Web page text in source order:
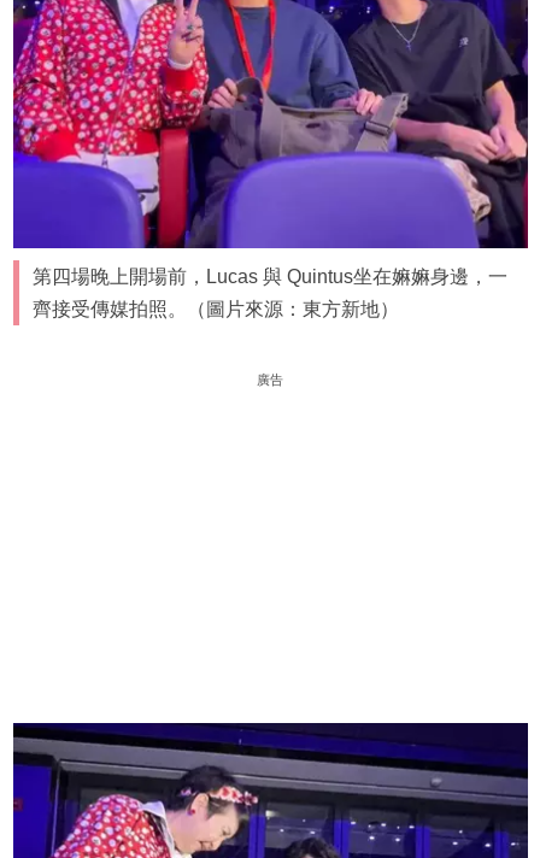
第四場晚上開場前，Lucas 與 Quintus坐在嫲嫲身邊，一
齊接受傳媒拍照。（圖片來源：東方新地）
廣告